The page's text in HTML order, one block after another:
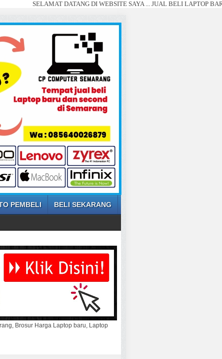
SELAMAT DATANG DI WEBSITE SAYA ... JUAL BELI LAPTOP BARU
PEMBELI BELI SEKARANG
Brosur Harga Laptop baru, Laptop